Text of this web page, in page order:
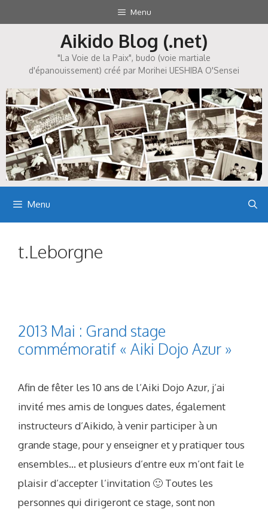
au
Menu
Aikido Blog (.net)
"La Voie de la Paix", budo (voie martiale
d'épanouissement) créé par Morihei UESHIBA O'Sensei
Menu
t.Leborgne
2013 Mai : Grand stage
commémoratif « Aiki Dojo Azur »
Afin de fêter les 10 ans de l’Aiki Dojo Azur, j’ai
invité mes amis de longues dates, également
instructeurs d’Aikido, à venir participer à un
grande stage, pour y enseigner et y pratiquer tous
ensembles… et plusieurs d’entre eux m’ont fait le
plaisir d’accepter l’invitation 🙂 Toutes les
personnes qui dirigeront ce stage, sont non